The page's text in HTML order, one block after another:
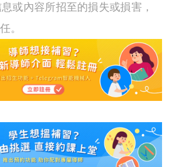
或內容所招至的損失或損害，
。